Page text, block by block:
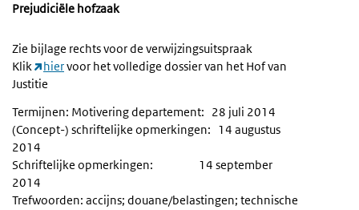
Prejudiciële hofzaak
Zie bijlage rechts voor de verwijzingsuitspraak
Klik
hiervoor het volledige dossier van het Hof van
Justitie
Termijnen: Motivering departement: 28 juli 2014
(Concept-) schriftelijke opmerkingen: 14 augustus
2014
Schriftelijke opmerkingen: 14 september
2014
Trefwoorden: accijns; douane/belastingen; technische